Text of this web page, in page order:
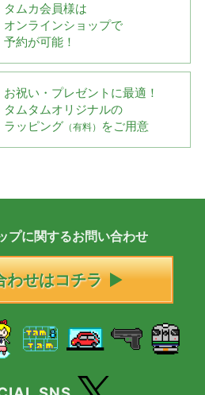
タムカ会員様は
オンラインショップで
予約が可能！
お祝い・プレゼントに最適！
タムタムオリジナルの
ラッピング （有料） をご用意
プに関するお問い合わせ
わせはコチラ